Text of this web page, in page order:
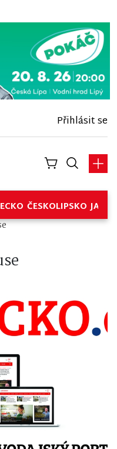
Přihlásit se
ČESKOLIPSKO
Firmy